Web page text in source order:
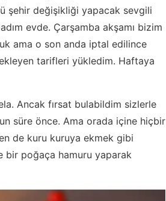
şehir değişikliği yapacak sevgili
evde. Çarşamba akşamı bizim
ama o son anda iptal edilince
tarifleri yükledim. Haftaya
Ancak fırsat bulabildim sizlerle
süre önce. Ama orada içine hiçbir
de kuru kuruya ekmek gibi
bir poğaça hamuru yaparak